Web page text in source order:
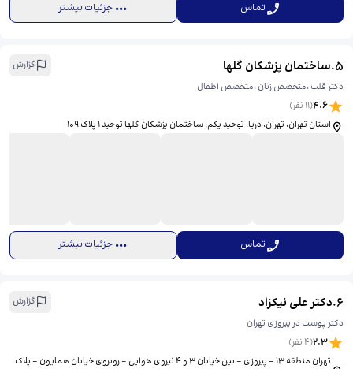
تماس جزئیات بیشتر
5
.ساختمان پزشکان گلها
گزارش
دکتر قلب ،متخصص زنان ،متخصص اطفال
4.6
(
11 نفر)
استان تهران، تهران، دریا، توحید یکم، ​ساختمان پزشکان گلها توحید ۱ پلاک ۱۰۹
تماس جزئیات بیشتر
6
.دکتر علی نیکزاد
گزارش
دکتر پوست در پیروزی تهران
2.3
(
4نفر)
تهران منطقه 13 - پیروزی - بین خیابان 3 و 4 نیروی هوایی - روبروی خیابان همایون - پلاک